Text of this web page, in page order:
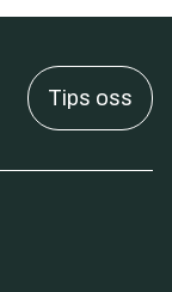
Tips oss